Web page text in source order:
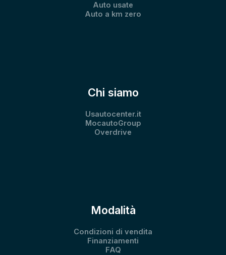
Auto usate
Auto a km zero
Chi siamo
Usautocenter.it
MocautoGroup
Overdrive
Modalità
Condizioni di vendita
Finanziamenti
FAQ